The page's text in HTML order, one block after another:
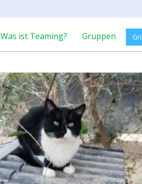
Was ist Teaming? Gruppen